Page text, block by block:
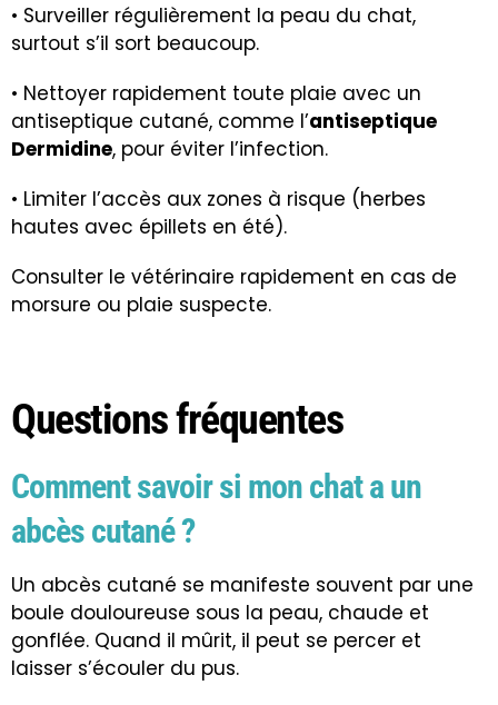
• Surveiller régulièrement la peau du chat,
surtout s’il sort beaucoup.
• Nettoyer rapidement toute plaie avec un
antiseptique cutané, comme l’antiseptique
Dermidine, pour éviter l’infection.
• Limiter l’accès aux zones à risque (herbes
hautes avec épillets en été).
Consulter le vétérinaire rapidement en cas de
morsure ou plaie suspecte.
Questions fréquentes
Comment savoir si mon chat a un
abcès cutané ?
Un abcès cutané se manifeste souvent par une
boule douloureuse sous la peau, chaude et
gonflée. Quand il mûrit, il peut se percer et
laisser s’écouler du pus.